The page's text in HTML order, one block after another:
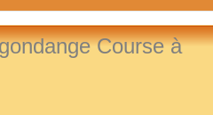
Course à